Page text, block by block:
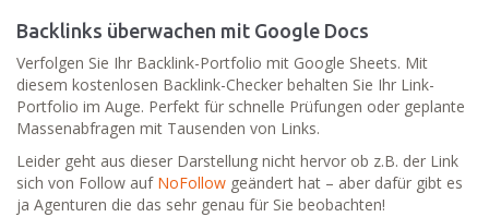
Backlinks überwachen mit Google Docs
Verfolgen Sie Ihr Backlink-Portfolio mit Google Sheets. Mit
diesem kostenlosen Backlink-Checker behalten Sie Ihr Link-
Portfolio im Auge. Perfekt für schnelle Prüfungen oder geplante
Massenabfragen mit Tausenden von Links.
Leider geht aus dieser Darstellung nicht hervor ob z.B. der Link
sich von Follow auf NoFollow geändert hat – aber dafür gibt es
ja Agenturen die das sehr genau für Sie beobachten!